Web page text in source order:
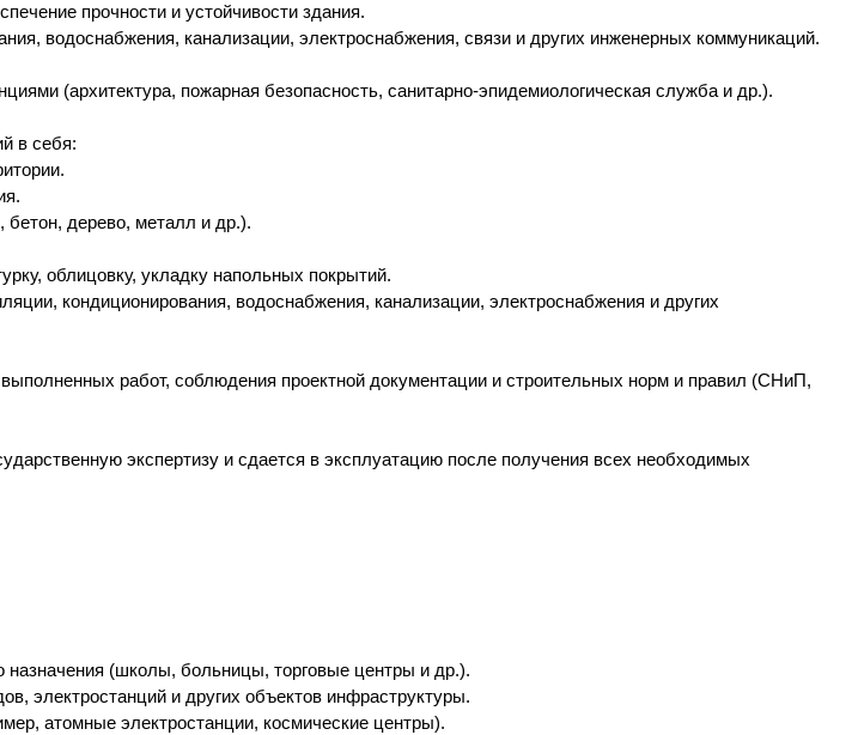
прочности и устойчивости здания.
водоснабжения, канализации, электроснабжения, связи и других инженерных коммуникаций.
(архитектура, пожарная безопасность, санитарно-эпидемиологическая служба и др.).
в себя:
бетон, дерево, металл и др.).
облицовку, укладку напольных покрытий.
кондиционирования, водоснабжения, канализации, электроснабжения и других
работ, соблюдения проектной документации и строительных норм и правил (СНиП,
экспертизу и сдается в эксплуатацию после получения всех необходимых
назначения (школы, больницы, торговые центры и др.).
электростанций и других объектов инфраструктуры.
атомные электростанции, космические центры).